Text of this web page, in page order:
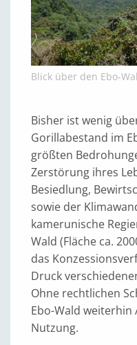
Blick über den Ebo-
Bisher ist wenig
Gorillabestand im
größten
Zerstörung ihres
Besiedlung,
sowie der
kamerunische
Wald (Fläche ca.
das
Druck
Ohne rechtlichen
Ebo-Wald
Nutzung.